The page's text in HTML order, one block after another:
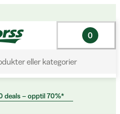
eller kategorier
0
deals – opptil 70%*